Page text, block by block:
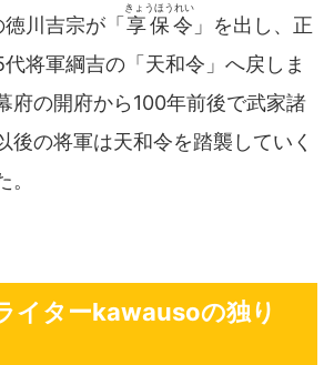
川吉宗が「 享保令
きょうほうれい
」を出し、正
将軍綱吉の「天和令」へ戻しま
府の開府から100年前後で武家諸
後の将軍は天和令を踏襲していく
イターkawausoの独り